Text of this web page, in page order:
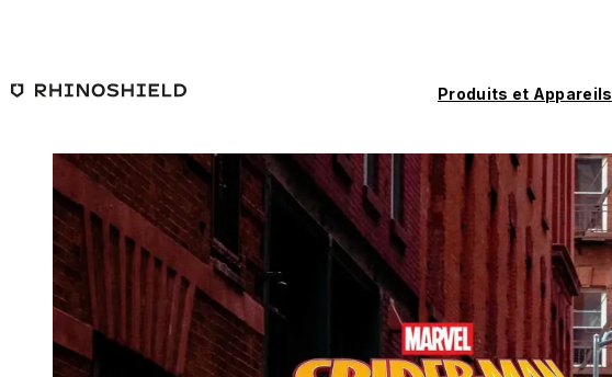
Produits et Appareils